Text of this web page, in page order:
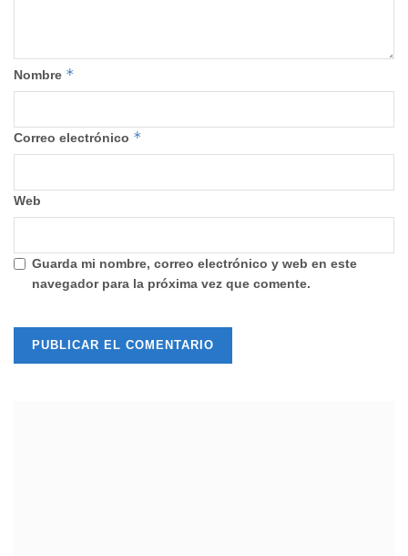
Nombre *
Correo electrónico *
Web
Guarda mi nombre, correo electrónico y web en este
navegador para la próxima vez que comente.